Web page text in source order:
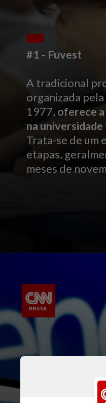
#1 - Fuvest
A tradicional
organizada
1977, oferece a
na
Trata-se de um
etapas,
meses de